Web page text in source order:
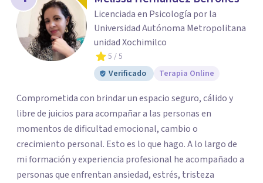
Licenciada en Psicología por la
Universidad Autónoma Metropolitana
unidad Xochimilco
5 / 5
Verificado
Terapia Online
Comprometida con brindar un espacio seguro, cálido y
libre de juicios para acompañar a las personas en
momentos de dificultad emocional, cambio o
crecimiento personal. Esto es lo que hago. A lo largo de
mi formación y experiencia profesional he acompañado a
personas que enfrentan ansiedad, estrés, tristeza